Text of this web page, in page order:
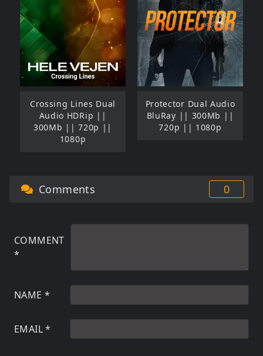
Crossing Lines Dual
Audio HDRip ||
300Mb || 720p ||
1080p
Protector Dual Audio
BluRay || 300Mb ||
720p || 1080p
Comments 0
COMMENT
*
NAME *
EMAIL*